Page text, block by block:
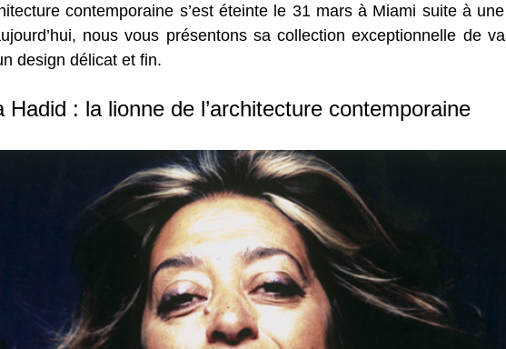
contemporaine s’est éteinte le 31 mars à Miami suite à
nous vous présentons sa collection exceptionnelle de
design délicat et fin.
Hadid : la lionne de l’architecture contemporaine